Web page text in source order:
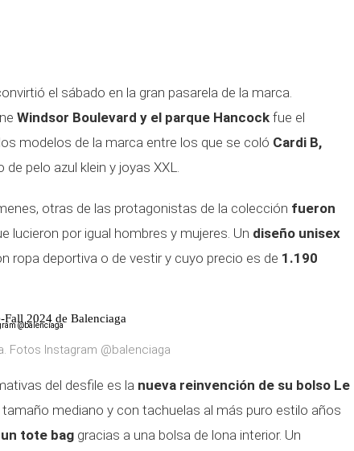
el sábado en la gran pasarela de la marca.
Windsor Boulevard y el parque Hancock fue el
modelos de la marca entre los que se coló Cardi B,
pelo azul klein y joyas XXL.
otras de las protagonistas de la colección fueron
lucieron por igual hombres y mujeres. Un diseño unisex
ropa deportiva o de vestir y cuyo precio es de 1.190
2024 de Balenciaga
Fotos Instagram @balenciaga
del desfile es la nueva reinvención de su bolso Le
mediano y con tachuelas al más puro estilo años
tote bag gracias a una bolsa de lona interior. Un